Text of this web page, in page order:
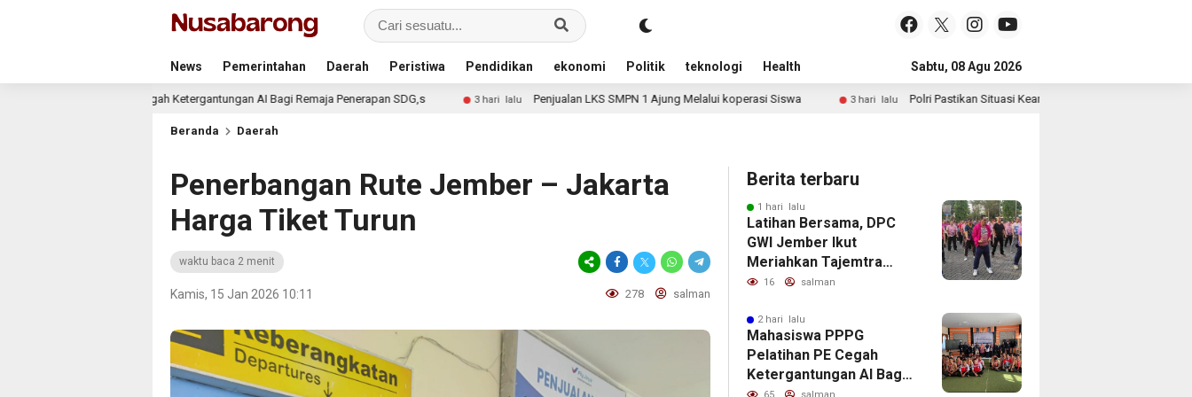
News Pemerintahan Daerah Peristiwa Pendidikan ekonomi Politik teknologi Health Sabtu, 08 Agu 2026
PE Cegah Ketergantungan AI Bagi Remaja Penerapan SDG,s 3 hari lalu Penjualan LKS SMPN 1 Ajung Melalui koperasi Siswa 3 hari lalu Polri Pastikan Situasi Keamanan Pusat-Pusat Ekonomi Nasional Tetap
Beranda Daerah
Penerbangan Rute Jember – Jakarta
Harga Tiket Turun
waktu baca 2 menit
Kamis, 15 Jan 2026 10:11 278 salman
Berita terbaru
1 hari lalu
Latihan Bersama, DPC
GWI Jember Ikut
Meriahkan Tajemtra
Tahun 2026
16 salman
2 hari lalu
Mahasiswa PPPG
Pelatihan PE Cegah
Ketergantungan AI Bagi